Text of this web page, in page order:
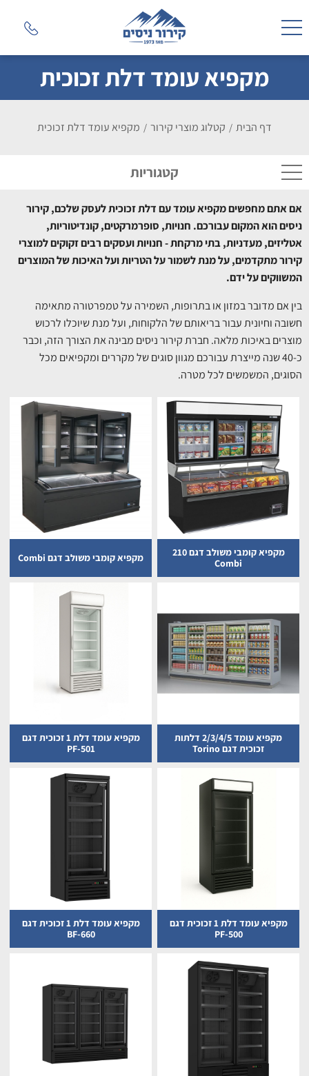
מקפיא עומד דלת זכוכית
דף הבית / קטלוג מוצרי קירור / מקפיא עומד דלת זכוכית
קטגוריות
אם אתם מחפשים מקפיא עומד עם דלת זכוכית לעסק שלכם, קירור
ניסים הוא המקום עבורכם. חנויות, סופרמרקטים, קונדיטוריות,
אטליזים, מעדניות, בתי מרקחת - חנויות ועסקים רבים זקוקים למוצרי
קירור מתקדמים, על מנת לשמור על הטריות ועל האיכות של המוצרים
המשווקים על ידם.
בין אם מדובר במזון או בתרופות, השמירה על טמפרטורה מתאימה
חשובה וחיונית עבור בריאותם של הלקוחות, ועל מנת שיוכלו לרכוש
מוצרים באיכות מלאה. חברת קירור ניסים מבינה את הצורך הזה, וכבר
כ-40 שנה מייצרת עבורכם מגוון סוגים של מקררים ומקפיאים מכל
הסוגים, המשמשים לכל מטרה.
מקפיא קומבי משולב דגם 210
Combi
מקפיא קומבי משולב דגם Combi
מקפיא עומד 2/3/4/5 דלתות
זכוכית דגם Torino
מקפיא עומד דלת 1 זכוכית דגם
PF-501
מקפיא עומד דלת 1 זכוכית דגם
PF-500
מקפיא עומד דלת 1 זכוכית דגם
BF-660